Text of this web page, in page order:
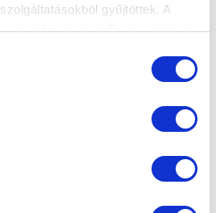
gyűjtöttek. A
folytatásával Ön hozzájárul a
találkozóján hat